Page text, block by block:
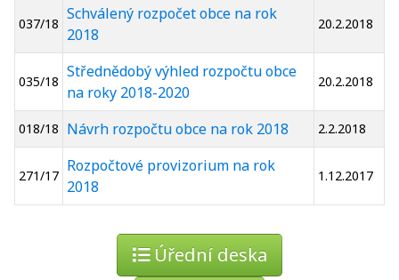
037/18
Schválený rozpočet obce na rok
2018
20.2.2018
035/18
Střednědobý výhled rozpočtu obce
na roky 2018-2020
20.2.2018
018/18 Návrh rozpočtu obce na rok 2018 2.2.2018
271/17
Rozpočtové provizorium na rok
2018
1.12.2017
Úřední deska